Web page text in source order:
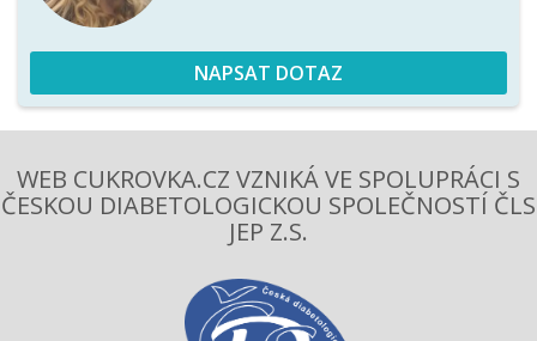
NAPSAT DOTAZ
WEB CUKROVKA.CZ VZNIKÁ VE SPOLUPRÁCI S
ČESKOU DIABETOLOGICKOU SPOLEČNOSTÍ ČLS
JEP Z.S.